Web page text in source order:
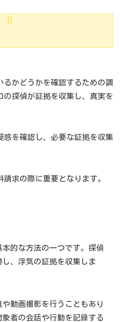
るかどうかを確認するための調
の探偵が証拠を収集し、真実を
惑を確認し、必要な証拠を収集
求の際に重要となります。
的な方法の一つです。探偵
、浮気の証拠を収集しま
動画撮影を行うこともあり
者の会話や行動を記録する